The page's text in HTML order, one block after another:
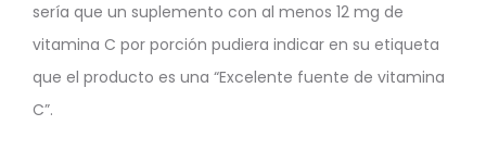
sería que un suplemento con al menos 12 mg de
vitamina C por porción pudiera indicar en su etiqueta
que el producto es una “Excelente fuente de vitamina
C”.